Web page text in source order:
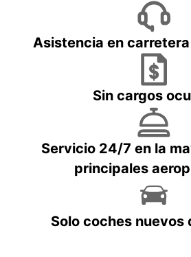
Asistencia en
Sin cargos
Servicio 24/7 en la
principales
Solo coches nuevos